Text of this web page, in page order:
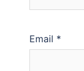
Email *